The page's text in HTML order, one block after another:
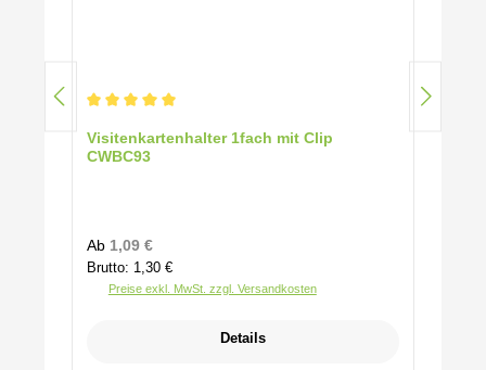
Visitenkartenhalter 1fach mit Clip
CWBC93
Regulärer Preis:
Ab 1,09 €
Brutto: 1,30 €
Preise exkl. MwSt. zzgl. Versandkosten
Details